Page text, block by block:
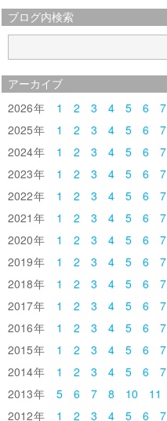
ブログ内検索
アーカイブ
2026 1 2 3 4 5 6
7
2025
1 2 3 4 5 6 7
2024
1 2 3 4 5 6 7
2023
1 2 3 4 5 6 7
2022
1 2 3 4 5 6 7
2021
1 2 3 4 5 6 7
2020
1 2 3 4 5 6 7
2019
1 2 3 4 5 6 7
2018
1 2 3 4 5 6 7
2017
1 2 3 4 5 6 7
2016
1 2 3 4 5 6 7
2015
1 2 3 4 5 6 7
2014
1 2 3 4 5 6 7
2013
5 6 7 8 10 11
2012
1 2 3 4 5 6 7